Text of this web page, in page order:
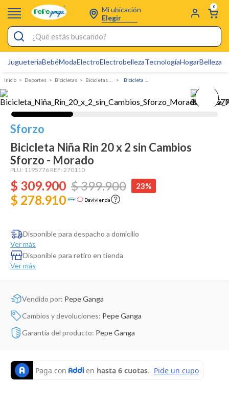
Mi ubicación
Elegir
0
¿Qué estás buscando?
JugueteriaBebéModaElectroElectrobellezaTecnologíaHogarBelleza
Deportes bicicletas Bicicletas Infantiles
Sforzo
Bicicleta Niña Rin 20 x 2 sin Cambios
Sforzo - Morado
PLU: 1195776 REF: 270110
$ 309.900 $399.900 23%
$ 278.910 Davivienda
Disponible para despacho a domicilio
Ver más
Disponible para retiro en tienda
Ver más
Vendido por: Pepe Ganga
Cambios y devoluciones: Pepe Ganga
Garantía del producto: Pepe Ganga
Electro
Figuras Toy Story
Carters
Silla Mecedora Bebé
Bebes
Cartas Pokemon
Dinosaurio Juguete